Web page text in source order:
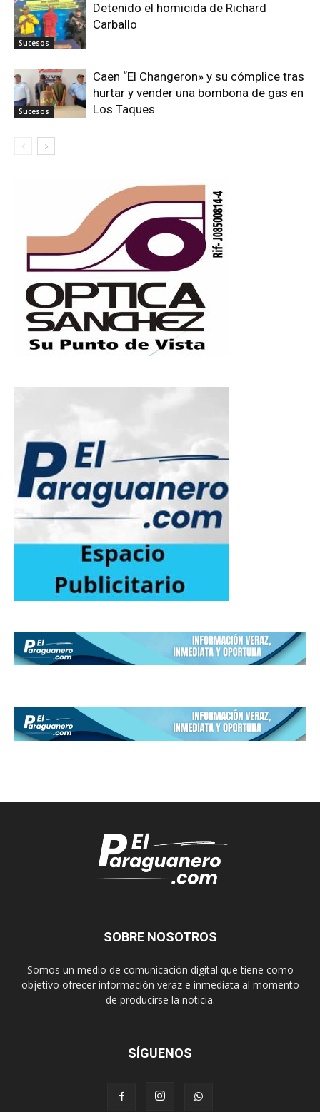
Sucesos
Detenido el homicida de Richard
Carballo
Sucesos
Caen “El Changeron» y su cómplice tras
hurtar y vender una bombona de gas en
Los Taques
SOBRE NOSOTROS
Somos un medio de comunicación digital que tiene como
objetivo ofrecer información veraz e inmediata al momento
de producirse la noticia.
SÍGUENOS